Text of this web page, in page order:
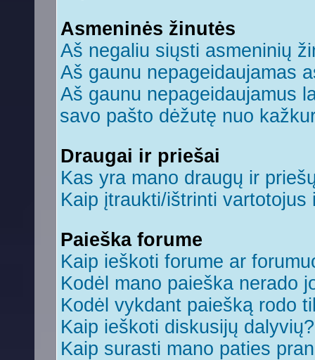
Asmeninės žinutės
Aš negaliu siųsti asmeninių
Aš gaunu nepageidaujamas
Aš gaunu nepageidaujamus
savo pašto dėžutę nuo
Draugai ir priešai
Kas yra mano draugų ir
Kaip įtraukti/ištrinti
Paieška forume
Kaip ieškoti forume ar
Kodėl mano paieška nerado
Kodėl vykdant paiešką rodo
Kaip ieškoti diskusijų dalyvių?
Kaip surasti mano paties